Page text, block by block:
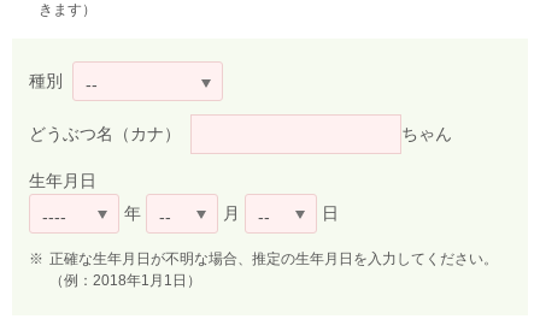
きます）
種別 --
どうぶつ名（カナ） ちゃん
生年月日
----
年 -- 月 -- 日
※ 正確な生年月日が不明な場合、推定の生年月日を入力してください。
（例：2018年1月1日）